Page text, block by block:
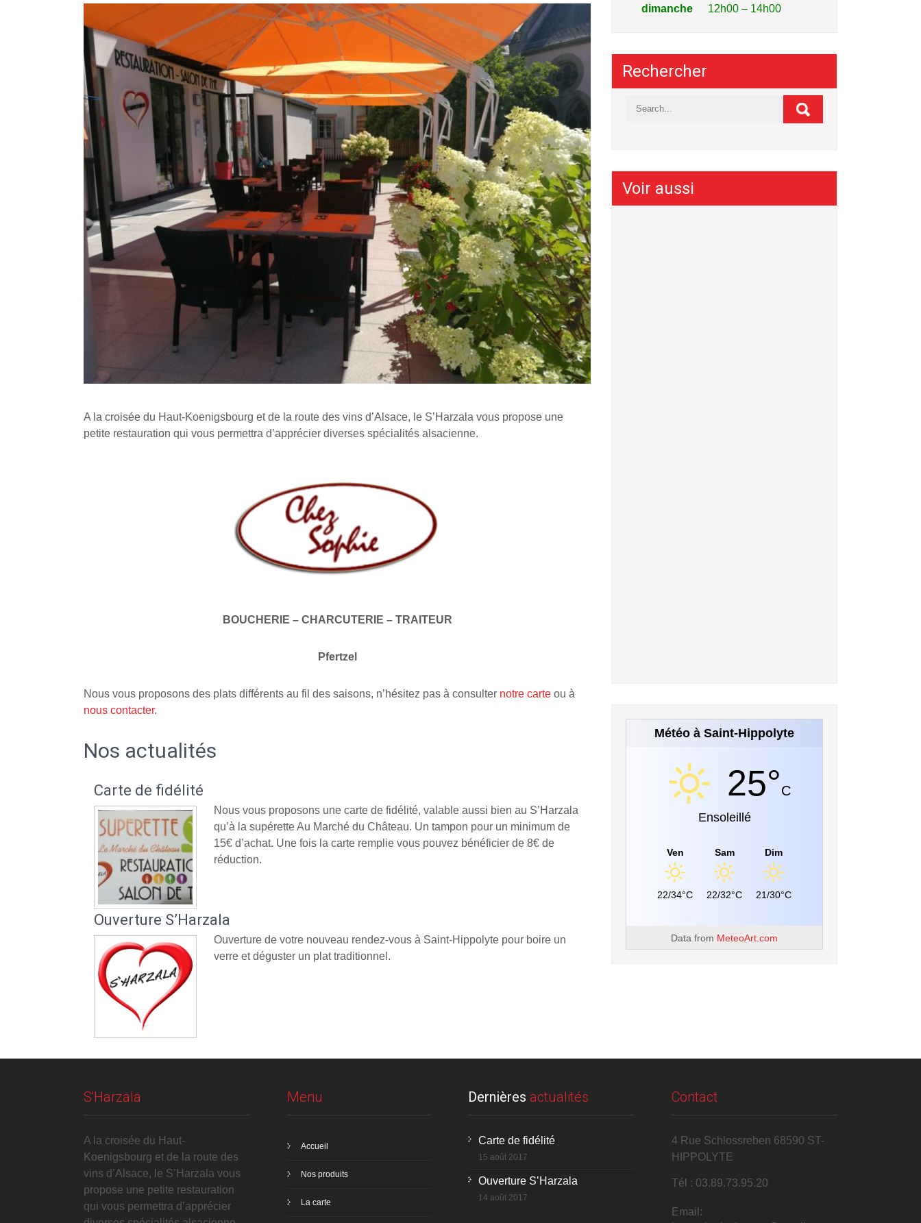
A la croisée du Haut-Koenigsbourg et de la route des vins d’Alsace, le S’Harzala vous propose une
petite restauration qui vous permettra d’apprécier diverses spécialités alsacienne.
BOUCHERIE – CHARCUTERIE – TRAITEUR
Pfertzel
Nous vous proposons des plats différents au fil des saisons, n’hésitez pas à consulter notre carte ou à
nous contacter.
Nos actualités
Carte de fidélité
Nous vous proposons une carte de fidélité, valable aussi bien au S’Harzala
qu’à la supérette Au Marché du Château. Un tampon pour un minimum de
15€ d’achat. Une fois la carte remplie vous pouvez bénéficier de 8€ de
réduction.
Ouverture S’Harzala
Ouverture de votre nouveau rendez-vous à Saint-Hippolyte pour boire un
verre et déguster un plat traditionnel.
dimanche
12h00 – 14h00
Rechercher
Voir aussi
Météo à Saint-Hippolyte
25°C
Ensoleillé
Ven
22/34°C
Sam
22/32°C
Dim
21/30°C
Data from MeteoArt.com
S'Harzala
A la croisée du Haut-
Koenigsbourg et de la route des
vins d’Alsace, le S’Harzala vous
propose une petite restauration
qui vous permettra d’apprécier
Menu
Accueil
Nos produits
La carte
Dernières actualités
Carte de fidélité
15 août 2017
Ouverture S’Harzala
14 août 2017
Contact
4 Rue Schlossreben 68590 ST-
HIPPOLYTE
Tél : 03.89.73.95.20
Email: